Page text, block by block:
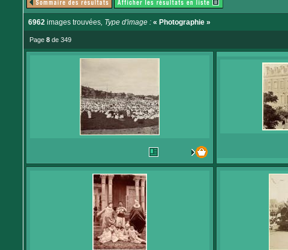
6962 images trouvées, Type d'image : « Photographie »
Page 8 de 349